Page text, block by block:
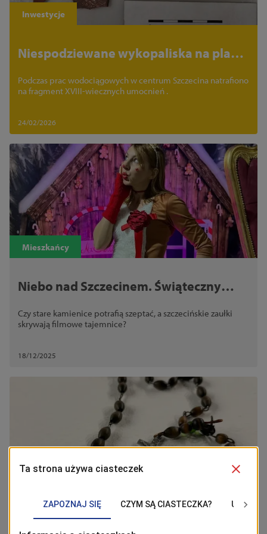
Inwestycje
Niespodziewane wykopaliska na placu
Podczas prac wodociągowych w centrum Szczecina natrafiono
na fragment XVIII-wiecznych umocnień .
24/02/2026
Mieszkańcy
Niebo nad Szczecinem. Świąteczny
Czy stare kamienice potrafią szeptać, a szczecińskie zaułki
skrywają filmowe tajemnice?
18/12/2025
Przedmioty szczecinian jako małe,